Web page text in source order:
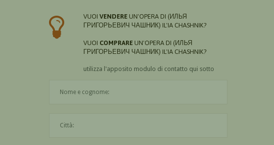
VUOI VENDERE UN'OPERA DI (ИЛЬЯ
ГРИГОРЬЕВИЧ ЧАШНИК) IL'IA CHASHNIK?
VUOI COMPRARE UN'OPERA DI (ИЛЬЯ
ГРИГОРЬЕВИЧ ЧАШНИК) IL'IA CHASHNIK?
utilizza l'apposito modulo di contatto qui sotto